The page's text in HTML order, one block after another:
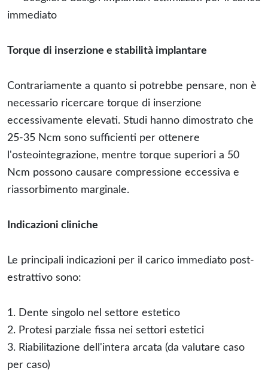
immediato
Torque di inserzione e stabilità implantare
Contrariamente a quanto si potrebbe pensare, non è
necessario ricercare torque di inserzione
eccessivamente elevati. Studi hanno dimostrato che
25-35 Ncm sono sufficienti per ottenere
l'osteointegrazione, mentre torque superiori a 50
Ncm possono causare compressione eccessiva e
riassorbimento marginale.
Indicazioni cliniche
Le principali indicazioni per il carico immediato post-
estrattivo sono:
1. Dente singolo nel settore estetico
2. Protesi parziale fissa nei settori estetici
3. Riabilitazione dell'intera arcata (da valutare caso
per caso)